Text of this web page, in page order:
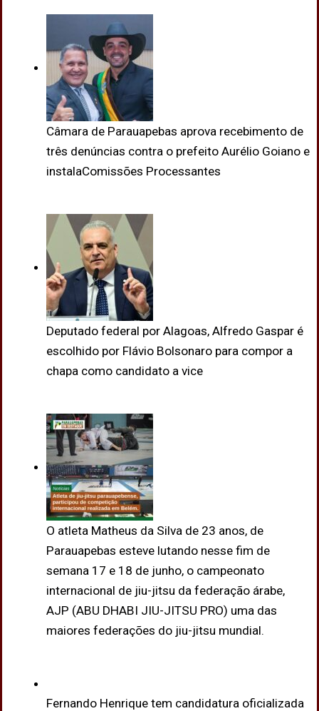
Câmara de Parauapebas aprova recebimento de
três denúncias contra o prefeito Aurélio Goiano e
instalaComissões Processantes
Deputado federal por Alagoas, Alfredo Gaspar é
escolhido por Flávio Bolsonaro para compor a
chapa como candidato a vice
O atleta Matheus da Silva de 23 anos, de
Parauapebas esteve lutando nesse fim de
semana 17 e 18 de junho, o campeonato
internacional de jiu-jitsu da federação árabe,
AJP (ABU DHABI JIU-JITSU PRO) uma das
maiores federações do jiu-jitsu mundial.
Fernando Henrique tem candidatura oficializada